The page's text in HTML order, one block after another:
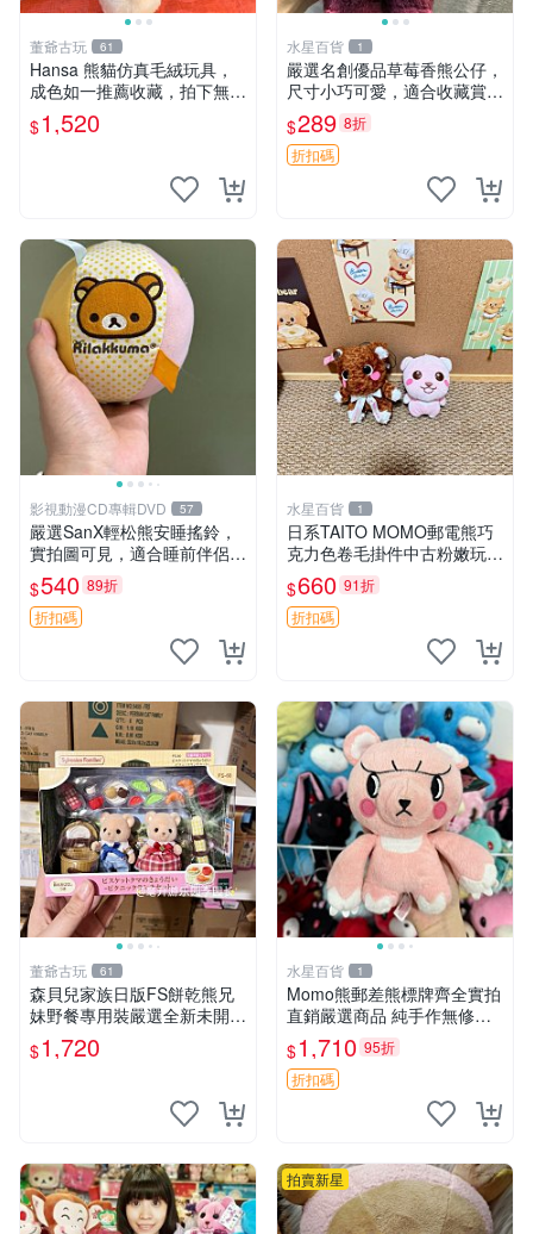
董爺古玩 61
Hansa 熊貓仿真毛絨玩具，
成色如一推薦收藏，拍下無疑
心 熊貓 毛絨玩具 收藏
$1,520
水星百貨 1
嚴選名創優品草莓香熊公仔，
尺寸小巧可愛，適合收藏賞玩
30cm 玩具 公仔 草莓熊
$289 8折
折扣碼
影視動漫CD專輯DVD 57
嚴選SanX輕松熊安睡搖鈴，
實拍圖可見，適合睡前伴侶，
Picks安撫好物 0325 懸吊 電
腦
$540 89折
折扣碼
水星百貨 1
日系TAITO MOMO郵電熊巧
克力色卷毛掛件中古粉嫩玩偶
微瑕推薦 postpet momo 郵
電熊 中古玩偶
$660 91折
折扣碼
董爺古玩 61
森貝兒家族日版FS餅乾熊兄
妹野餐專用裝嚴選全新未開
封，包含兩組大童款紙盒裝，
適合收藏與分享。 餅乾熊兄
$1,720
水星百貨 1
Momo熊郵差熊標牌齊全實拍
直銷嚴選商品 純手作無修圖
可收藏 郵差熊 Momo熊 標牌
商品
$1,710 95折
折扣碼
拍賣新星